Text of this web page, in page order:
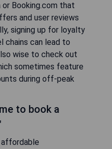
Booking.com that
and user reviews
signing up for loyalty
chains can lead to
wise to check out
sometimes feature
during off-peak
to book a